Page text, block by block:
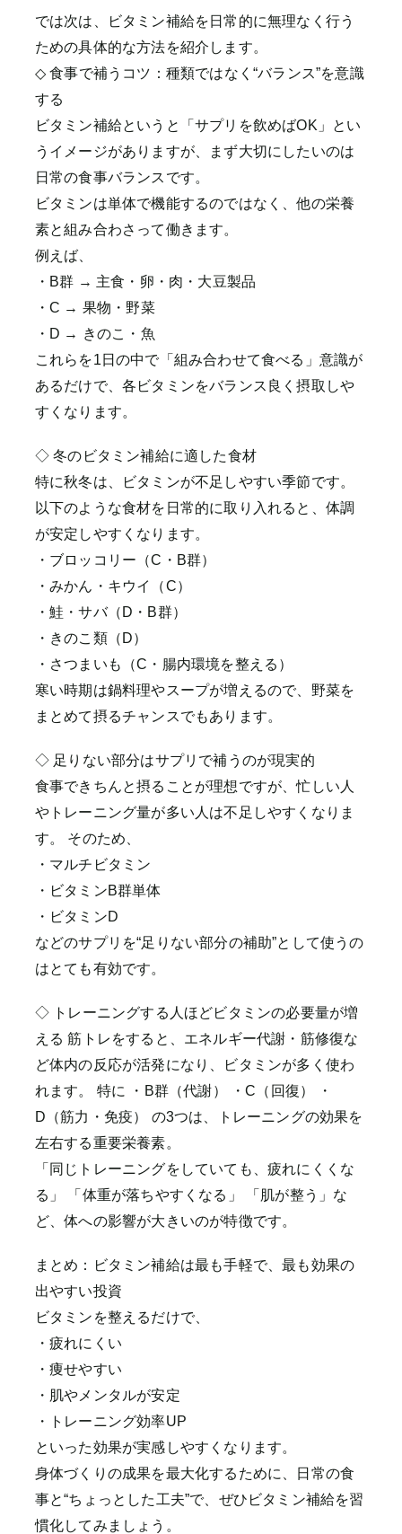
では次は、ビタミン補給を日常的に無理なく行う
ための具体的な方法を紹介します。
◇ 食事で補うコツ：種類ではなく“バランス”を意識
する
ビタミン補給というと「サプリを飲めばOK」とい
うイメージがありますが、まず大切にしたいのは
日常の食事バランスです。
ビタミンは単体で機能するのではなく、他の栄養
素と組み合わさって働きます。
例えば、
・B群 → 主食・卵・肉・大豆製品
・C → 果物・野菜
・D → きのこ・魚
これらを1日の中で「組み合わせて食べる」意識が
あるだけで、各ビタミンをバランス良く摂取しや
すくなります。
◇ 冬のビタミン補給に適した食材
特に秋冬は、ビタミンが不足しやすい季節です。
以下のような食材を日常的に取り入れると、体調
が安定しやすくなります。
・ブロッコリー（C・B群）
・みかん・キウイ（C）
・鮭・サバ（D・B群）
・きのこ類（D）
・さつまいも（C・腸内環境を整える）
寒い時期は鍋料理やスープが増えるので、野菜を
まとめて摂るチャンスでもあります。
◇ 足りない部分はサプリで補うのが現実的
食事できちんと摂ることが理想ですが、忙しい人
やトレーニング量が多い人は不足しやすくなりま
す。 そのため、
・マルチビタミン
・ビタミンB群単体
・ビタミンD
などのサプリを“足りない部分の補助”として使うの
はとても有効です。
◇ トレーニングする人ほどビタミンの必要量が増
える 筋トレをすると、エネルギー代謝・筋修復な
ど体内の反応が活発になり、ビタミンが多く使わ
れます。 特に ・B群（代謝） ・C（回復） ・
D（筋力・免疫） の3つは、トレーニングの効果を
左右する重要栄養素。
「同じトレーニングをしていても、疲れにくくな
る」 「体重が落ちやすくなる」 「肌が整う」な
ど、体への影響が大きいのが特徴です。
まとめ：ビタミン補給は最も手軽で、最も効果の
出やすい投資
ビタミンを整えるだけで、
・疲れにくい
・痩せやすい
・肌やメンタルが安定
・トレーニング効率UP
といった効果が実感しやすくなります。
身体づくりの成果を最大化するために、日常の食
事と“ちょっとした工夫”で、ぜひビタミン補給を習
慣化してみましょう。